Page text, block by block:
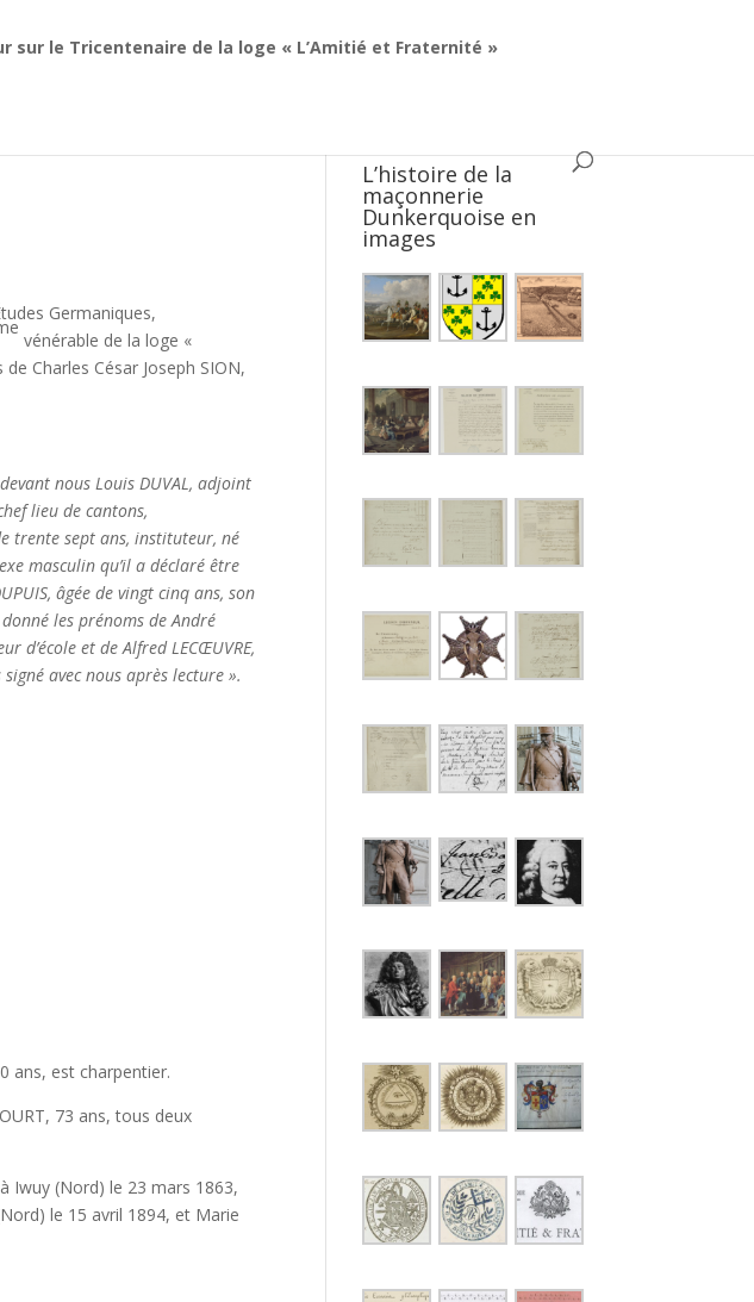
sur le Tricentenaire de la loge « L’Amitié et Fraternité »
Germaniques,
vénérable de la loge «
Charles César Joseph SION,
nous Louis DUVAL, adjoint
lieu de cantons,
trente sept ans, instituteur, né
masculin qu’il a déclaré être
âgée de vingt cinq ans, son
les prénoms de André
d’école et de Alfred LECŒUVRE,
avec nous après lecture ».
est charpentier.
73 ans, tous deux
(Nord) le 23 mars 1863,
le 15 avril 1894, et Marie
L’histoire de la
maçonnerie
Dunkerquoise en
images